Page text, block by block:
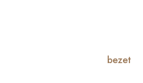
bezet